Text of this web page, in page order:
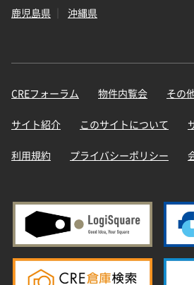
鹿児島県
沖縄県
CREフォーラム 物件内覧会 その
サイト紹介 このサイトについて
利用規約 プライバシーポリシー